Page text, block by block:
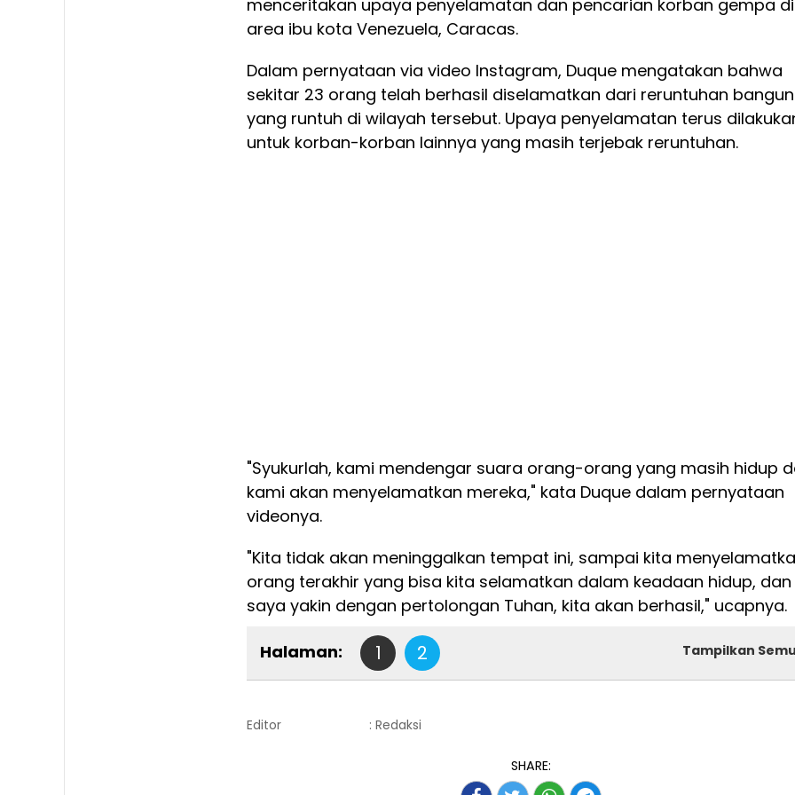
menceritakan upaya penyelamatan dan pencarian korban gempa di
area ibu kota Venezuela, Caracas.
Dalam pernyataan via video Instagram, Duque mengatakan bahwa
sekitar 23 orang telah berhasil diselamatkan dari reruntuhan
yang runtuh di wilayah tersebut. Upaya penyelamatan terus
untuk korban-korban lainnya yang masih terjebak reruntuhan.
"Syukurlah, kami mendengar suara orang-orang yang masih hidup
kami akan menyelamatkan mereka," kata Duque dalam pernyataan
videonya.
"Kita tidak akan meninggalkan tempat ini, sampai kita
orang terakhir yang bisa kita selamatkan dalam keadaan hidup, dan
saya yakin dengan pertolongan Tuhan, kita akan berhasil," ucapnya.
Halaman: 1 2 Tampilkan
Editor : Redaksi
SHARE: